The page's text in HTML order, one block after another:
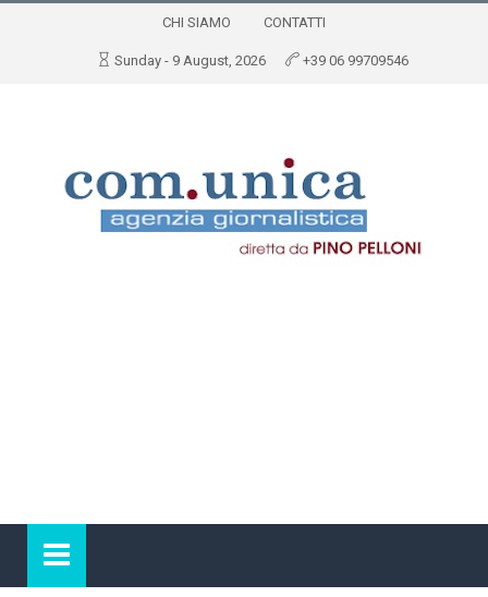
CHI SIAMO CONTATTI
Sunday - 9 August, 2026 +39 06 99709546